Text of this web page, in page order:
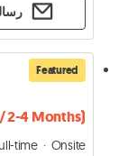
Featured
2-4 Months)
time
Onsite